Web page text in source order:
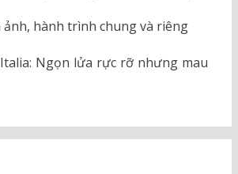
ảnh, hành trình chung và riêng
Ngọn lửa rực rỡ nhưng mau